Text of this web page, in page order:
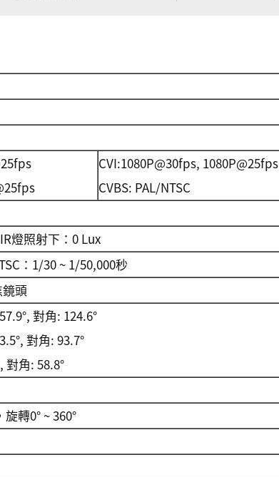
CVI:1080P@30fps, 1080P@25fps
CVBS: PAL/NTSC
燈照射下：0 Lux
：1/30 ~ 1/50,000秒
頭
對角: 124.6°
對角: 93.7°
對角: 58.8°
旋轉0° ~ 360°